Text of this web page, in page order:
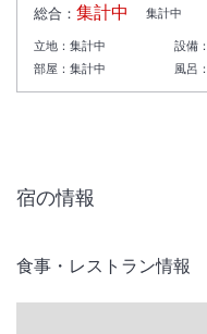
総合： 集計中 集計中
立地： 集計中 設備：
部屋： 集計中 風呂：
宿の情報
食事・レストラン情報